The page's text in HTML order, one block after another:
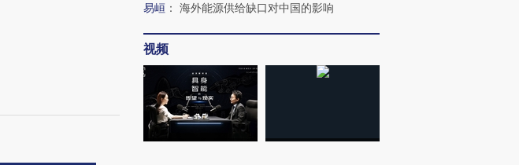
易峘 ： 海外能源供给缺口对中国的影响
视频